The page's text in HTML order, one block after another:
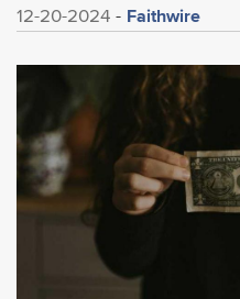
12-20-2024 Faithwire